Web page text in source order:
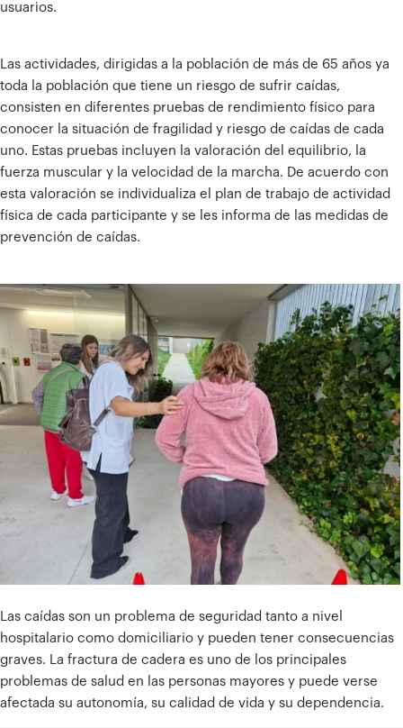
usuarios.
Las actividades, dirigidas a la población de más de 65 años ya
toda la población que tiene un riesgo de sufrir caídas,
consisten en diferentes pruebas de rendimiento físico para
conocer la situación de fragilidad y riesgo de caídas de cada
uno. Estas pruebas incluyen la valoración del equilibrio, la
fuerza muscular y la velocidad de la marcha. De acuerdo con
esta valoración se individualiza el plan de trabajo de actividad
física de cada participante y se les informa de las medidas de
prevención de caídas.
Las caídas son un problema de seguridad tanto a nivel
hospitalario como domiciliario y pueden tener consecuencias
graves. La fractura de cadera es uno de los principales
problemas de salud en las personas mayores y puede verse
afectada su autonomía, su calidad de vida y su dependencia.